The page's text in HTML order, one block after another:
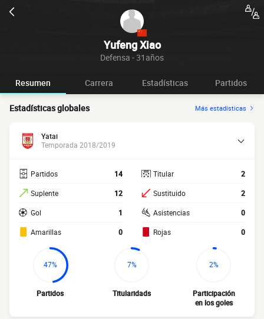
Yufeng Xiao
Defensa - 31años
Resumen Carrera Estadísticas Partidos
Estadísticas globales Más estadísticas
Yatai
Temporada 2018/2019
Partidos 14
Suplente 12
Gol 1
Amarillas 0
Titular 2
Sustituido 2
Asistencias 0
Rojas 0
47%
Partidos
7%
Titularidads
2%
Participación
en los goles